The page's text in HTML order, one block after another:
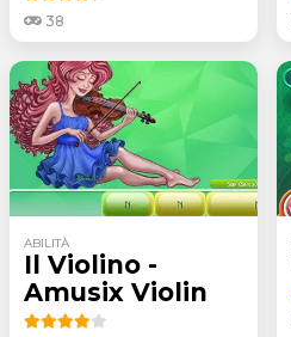
38
ABILITÀ
Il Violino -
Amusix Violin